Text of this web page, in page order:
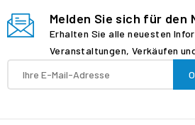
Melden Sie sich für den
Erhalten Sie alle neuesten
Veranstaltungen, Verkäufen